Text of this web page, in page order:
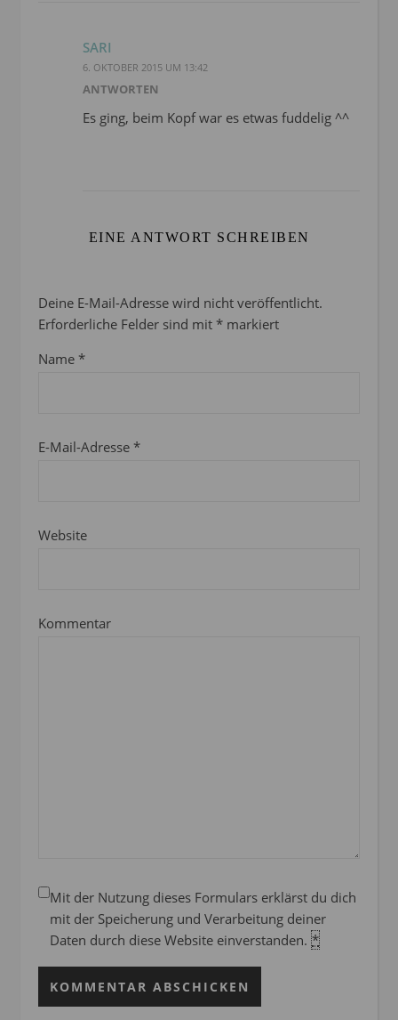
SARI
6. OKTOBER 2015 UM 13:42
ANTWORTEN
Es ging, beim Kopf war es etwas fuddelig ^^
EINE ANTWORT SCHREIBEN
Deine E-Mail-Adresse wird nicht veröffentlicht.
Erforderliche Felder sind mit * markiert
Name *
E-Mail-Adresse *
Website
Kommentar
Mit der Nutzung dieses Formulars erklärst du dich
mit der Speicherung und Verarbeitung deiner
Daten durch diese Website einverstanden. *